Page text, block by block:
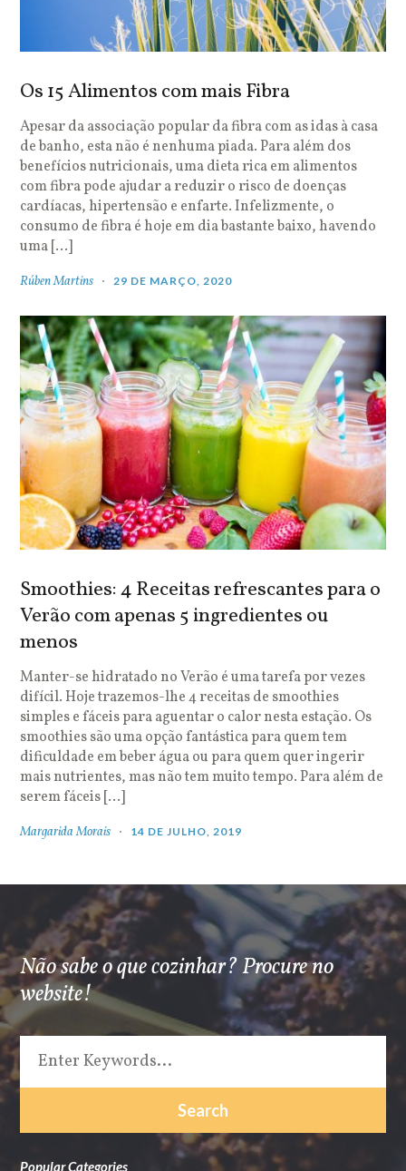
Os 15 Alimentos com mais Fibra
Apesar da associação popular da fibra com as idas à casa
de banho, esta não é nenhuma piada. Para além dos
benefícios nutricionais, uma dieta rica em alimentos
com fibra pode ajudar a reduzir o risco de doenças
cardíacas, hipertensão e enfarte. Infelizmente, o
consumo de fibra é hoje em dia bastante baixo, havendo
uma […]
Rúben Martins 29 DE MARÇO, 2020
Smoothies: 4 Receitas refrescantes para o
Verão com apenas 5 ingredientes ou
menos
Manter-se hidratado no Verão é uma tarefa por vezes
difícil. Hoje trazemos-lhe 4 receitas de smoothies
simples e fáceis para aguentar o calor nesta estação. Os
smoothies são uma opção fantástica para quem tem
dificuldade em beber água ou para quem quer ingerir
mais nutrientes, mas não tem muito tempo. Para além de
serem fáceis […]
Margarida Morais 14 DE JULHO, 2019
Não sabe o que cozinhar? Procure no
website!
Popular Categories